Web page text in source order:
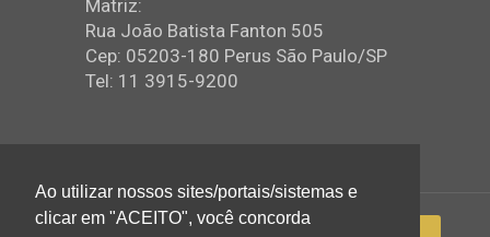
Matriz:
Rua João Batista Fanton 505
Cep: 05203-180 Perus São Paulo/SP
Tel: 11 3915-9200
Ao utilizar nossos sites/portais/sistemas e
clicar em "ACEITO", você concorda